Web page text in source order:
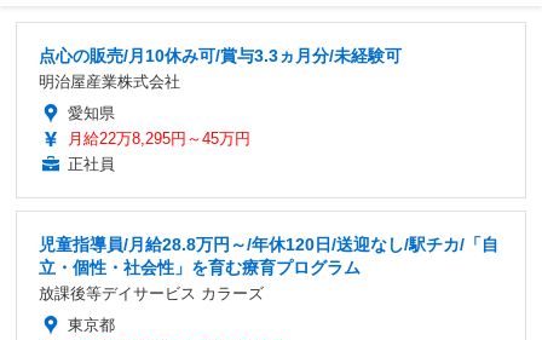
点心の販売/月10休み可/賞与3.3ヵ月分/未経験可
明治屋産業株式会社
愛知県
月給22万8,295円～45万円
正社員
児童指導員/月給28.8万円～/年休120日/送迎なし/駅チカ/「自
立・個性・社会性」を育む療育プログラム
放課後等デイサービス カラーズ
東京都